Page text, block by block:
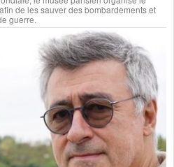
de les sauver des bombardements et
guerre.